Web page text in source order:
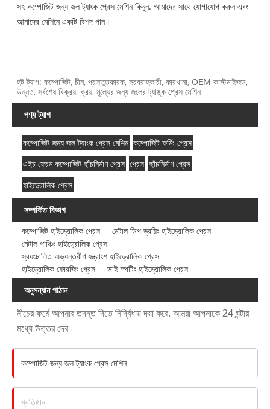
সহ কম্পোজিট জন্য জল ট্যাংক প্রেস মেশিন কিনুন. আমাদের সাথে যোগাযোগ করুন এবং
আমাদের মেশিনে একটি বিশদ পান।
হট ট্যাগ: কম্পোজিট, চীন, প্রস্তুতকারক, সরবরাহকারী, কারখানা, OEM কাস্টমাইজড,
উন্নত, সর্বশেষ বিক্রয়, ক্রয়, মূল্যের জন্য জলের ট্যাঙ্ক প্রেস মেশিন
পণ্য ট্যাগ
কম্পোজিট জন্য জল ট্যাংক প্রেস মেশিন কম্পোজিট ফর্মিং প্রেস
এইচ ফ্রেম কম্পোজিট ছাঁচনির্মাণ প্রেস প্রেস ছাঁচনির্মাণ প্রেস
হাইড্রোলিক প্রেস
সম্পর্কিত বিভাগ
কম্পোজিট হাইড্রোলিক প্রেস
মেটাল ডিপ ড্রয়িং হাইড্রোলিক প্রেস
মেটাল পাঞ্চিং হাইড্রোলিক প্রেস
স্বয়ংচালিত অভ্যন্তরীণ যন্ত্রাংশ হাইড্রোলিক প্রেস
হাইড্রোলিক ফোরজিং প্রেস
ডাই স্পটিং হাইড্রোলিক প্রেস
অনুসন্ধান পাঠান
নীচের ফর্মে আপনার তদন্ত দিতে নির্দ্বিধায় দয়া করে. আমরা আপনাকে 24 ঘন্টার
মধ্যে উত্তর দেব।